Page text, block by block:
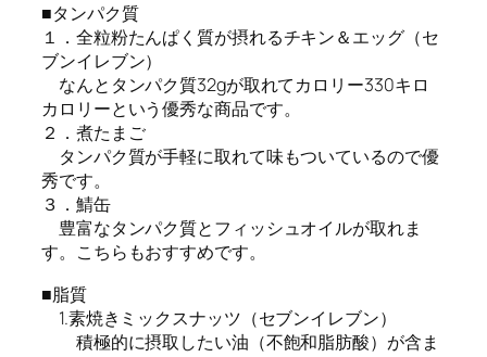
■タンパク質
１．全粒粉たんぱく質が摂れるチキン＆エッグ（セ
ブンイレブン）
なんとタンパク質32gが取れてカロリー330キロ
カロリーという優秀な商品です。
２．煮たまご
タンパク質が手軽に取れて味もついているので優
秀です。
３．鯖缶
豊富なタンパク質とフィッシュオイルが取れま
す。こちらもおすすめです。
■脂質
1.素焼きミックスナッツ（セブンイレブン）
積極的に摂取したい油（不飽和脂肪酸）が含ま